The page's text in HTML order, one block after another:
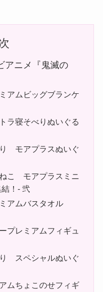
アニメ『鬼滅の
アムビッグブランケ
ラ寝そべりぬいぐる
モアプラスぬいぐ
こ モアプラスミニ
！- 弐
アムバスタオル
プレミアムフィギュ
スペシャルぬいぐ
ムちょこのせフィギ